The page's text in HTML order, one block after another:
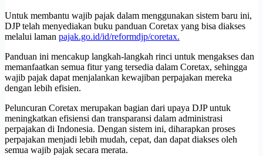
Untuk membantu wajib pajak dalam menggunakan sistem baru ini,
DJP telah menyediakan buku panduan Coretax yang bisa diakses
melalui laman pajak.go.id/id/reformdjp/coretax.
Panduan ini mencakup langkah-langkah rinci untuk mengakses dan
memanfaatkan semua fitur yang tersedia dalam Coretax, sehingga
wajib pajak dapat menjalankan kewajiban perpajakan mereka
dengan lebih efisien.
Peluncuran Coretax merupakan bagian dari upaya DJP untuk
meningkatkan efisiensi dan transparansi dalam administrasi
perpajakan di Indonesia. Dengan sistem ini, diharapkan proses
perpajakan menjadi lebih mudah, cepat, dan dapat diakses oleh
semua wajib pajak secara merata.